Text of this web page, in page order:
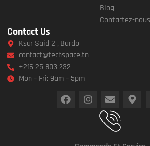
Blog
Contactez-nous
Contact Us
Ksar Said 2 , Bardo
contact@techspace.tn
+216 25 803 232
Mon – Fri: 9am – 5pm